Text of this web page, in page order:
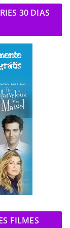
30 DIAS
FILMES